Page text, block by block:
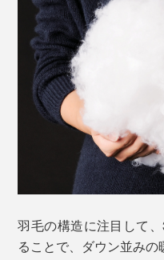
羽毛の構造に注目して
ることで、ダウン並みの